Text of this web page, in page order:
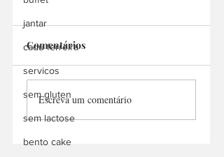
jantar
cadu ferreira
servicos
sem gluten
sem lactose
bento cake
Manu Churros
Delivery
Comentários
Escreva um comentário